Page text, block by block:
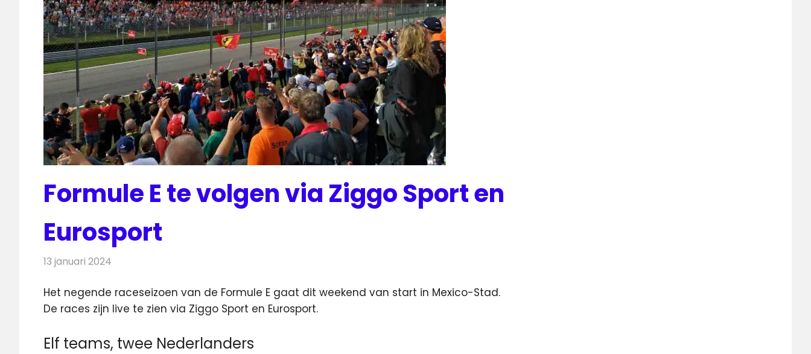
Formule E te volgen via Ziggo Sport en
Eurosport
13 januari 2024
Het negende raceseizoen van de Formule E gaat dit weekend van start in Mexico-Stad.
De races zijn live te zien via Ziggo Sport en Eurosport.
Elf teams, twee Nederlanders